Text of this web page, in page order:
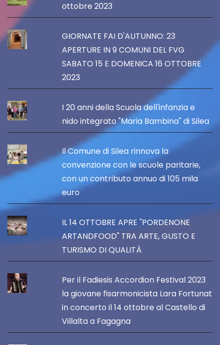
ottobre 2023
GIORNATE FAI D'AUTUNNO: 23
APERTURE IN 9 COMUNI DEL FVG
SABATO 15 E DOMENICA 16 OTTOBRE
2023
I 20 anni della Scuola dell'infanzia e
nido integrato "Maria Bambina" di Silea
Il Comune di Silea rinnova la
convenzione con le scuole paritarie,
con un contributo annuo di 105 mila
euro
IL 14 OTTOBRE APRE "PORDENONE
ARTANDFOOD" TRA ARTE, GUSTO E
TURISMO DI QUALITÀ
Per il Fadiesis Accordion Festival 2023
la giovane fisarmonicista Lara Fortunat
in concerto il 14 ottobre al Castello di
Villalta a Fagagna